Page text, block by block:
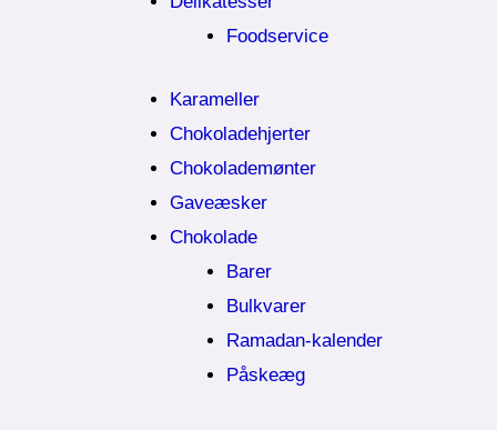
Foodservice
Karameller
Chokoladehjerter
Chokolademønter
Gaveæsker
Chokolade
Barer
Bulkvarer
Ramadan-kalender
Påskeæg